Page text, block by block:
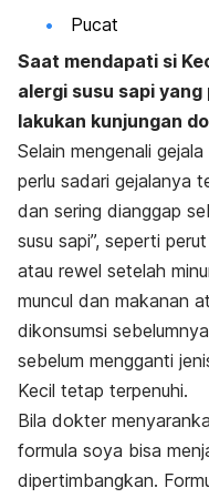
Pucat
Saat mendapati si
alergi susu sapi
lakukan kunjungan
Selain mengenali
perlu sadari gejalanya
dan sering dianggap
susu sapi”, seperti
atau rewel setelah
muncul dan makanan
dikonsumsi
sebelum mengganti
Kecil tetap terpenuhi.
Bila dokter
formula soya bisa
dipertimbangkan.